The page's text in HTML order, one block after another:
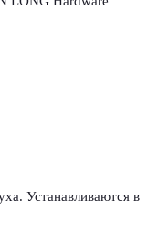
Устанавливаются в